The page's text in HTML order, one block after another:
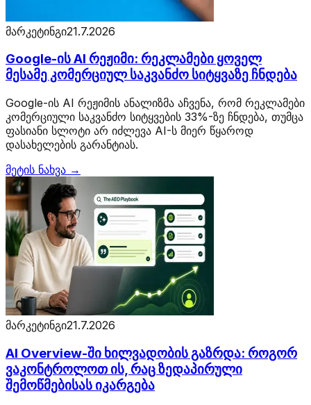
მარკეტინგი21.7.2026
Google-ის AI რეჟიმი: რეკლამები ყოველ
მესამე კომერციულ საკვანძო სიტყვაზე ჩნდება
Google-ის AI რეჟიმის ანალიზმა აჩვენა, რომ რეკლამები
კომერციული საკვანძო სიტყვების 33%-ზე ჩნდება, თუმცა
ფასიანი სლოტი არ იძლევა AI-ს მიერ წყაროდ
დასახელების გარანტიას.
მეტის ნახვა →
მარკეტინგი21.7.2026
AI Overview-ში ხილვადობის გაზრდა: როგორ
ვაკონტროლოთ ის, რაც ზედაპირული
შემოწმებისას იკარგება